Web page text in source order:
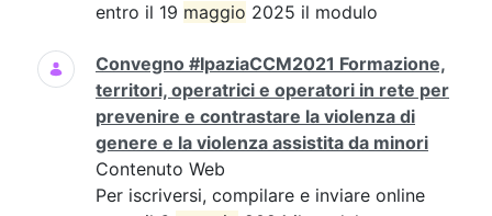
entro il 19 maggio 2025 il modulo
Convegno #IpaziaCCM2021 Formazione,
territori, operatrici e operatori in rete per
prevenire e contrastare la violenza di
genere e la violenza assistita da minori
Contenuto Web
Per iscriversi, compilare e inviare online